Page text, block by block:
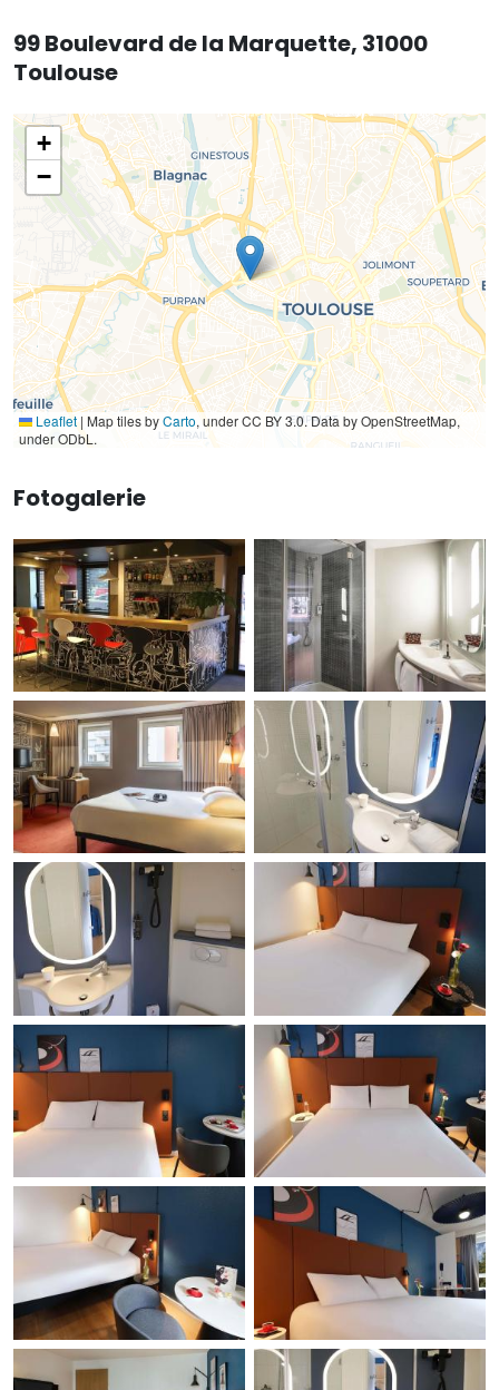
99 Boulevard de la Marquette, 31000
Toulouse
+
−
Leaflet | Map tiles byCarto, under CC BY 3.0. Data by OpenStreetMap,
under ODbL.
Fotogalerie